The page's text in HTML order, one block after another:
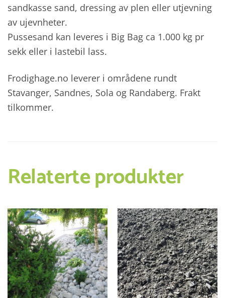
sandkasse sand, dressing av plen eller utjevning
av ujevnheter.
Pussesand kan leveres i Big Bag ca 1.000 kg pr
sekk eller i lastebil lass.
Frodighage.no leverer i områdene rundt
Stavanger, Sandnes, Sola og Randaberg. Frakt
tilkommer.
Relaterte produkter